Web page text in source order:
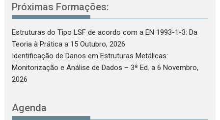
Próximas Formações:
Estruturas do Tipo LSF de acordo com a EN 1993-1-3: Da
Teoria à Prática a 15 Outubro, 2026
Identificação de Danos em Estruturas Metálicas:
Monitorização e Análise de Dados – 3ª Ed. a 6 Novembro,
2026
Agenda